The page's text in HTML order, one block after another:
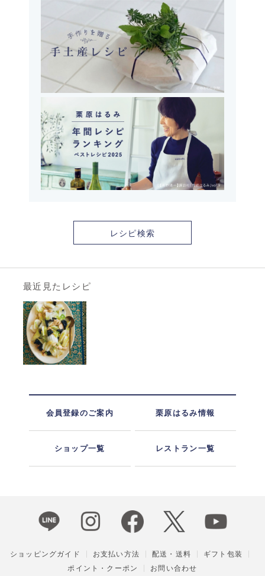
レシピ検索
最近見たレシピ
会員登録のご案内 栗原はるみ情報
ショップ一覧 レストラン一覧
ショッピングガイド お支払い方法 配送・送料
ギフト包装
ポイント・クーポン
お問い合わせ